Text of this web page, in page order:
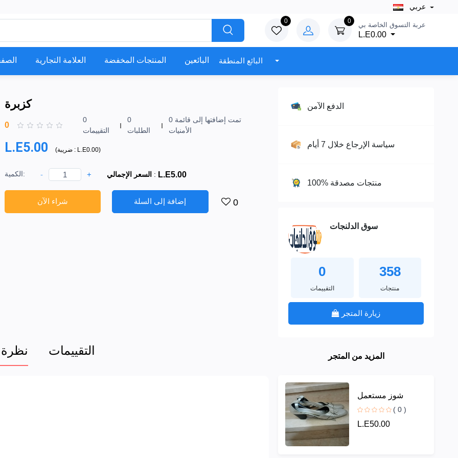
0 0 عربة التسوق الخاصة بي
L.E0.00
العلامة التجارية المنتجات المخفضة البائعين
كزبرة
0
0
التقييمات
0
الطلبات
0 تمت إضافتها إلى قائمة
الأمنيات
L.E5.00 ( ضريبة : L.E0.00)
الكمية: - + السعر الإجمالي : L.E5.00
شراء الآن إضافة إلى السلة 0
التقييمات
الدفع الآمن
سياسة الإرجاع خلال 7 أيام
100% منتجات مصدقة
سوق الدلنجات
0
التقييمات
358
منتجات
زيارة المتجر
المزيد من المتجر
شوز مستعمل
( 0 )
L.E50.00